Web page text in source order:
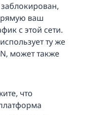
ваш
с этой сети.
ту же
может также
что